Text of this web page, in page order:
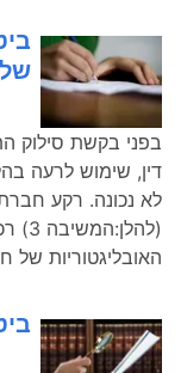
בפני בקשת סילוק
דין, שימוש לרעה
לא
האובליגטוריות